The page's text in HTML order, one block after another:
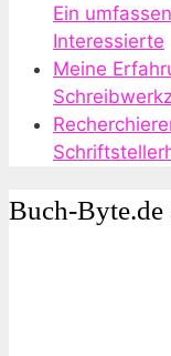
Ein
Interessierte
Meine
Buch-Byte.de